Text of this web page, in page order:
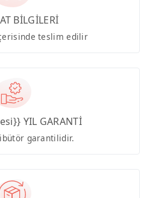
BİLGİLERİ
teslim edilir
YIL GARANTİ
garantilidir.